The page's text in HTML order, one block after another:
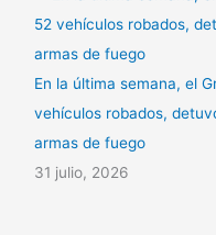
En la última semana, el
vehículos robados,
armas de fuego
31 julio, 2026